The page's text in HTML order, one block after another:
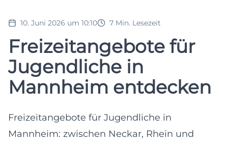
10. Juni 2026 um 10:10 7 Min. Lesezeit
Freizeitangebote für
Jugendliche in
Mannheim entdecken
Freizeitangebote für Jugendliche in
Mannheim: zwischen Neckar, Rhein und